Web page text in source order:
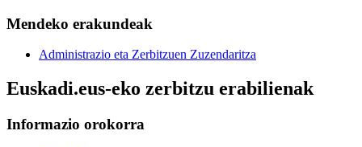
Mendeko erakundeak
Administrazio eta Zerbitzuen Zuzendaritza
Euskadi.eus-eko zerbitzu erabilienak
Informazio orokorra